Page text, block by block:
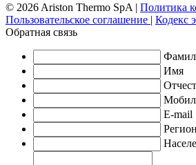
© 2026 Ariston Thermo SpA | Политика
Пользовательское соглашение | Кодекс
Обратная связь
Имя
E-mail
Регион